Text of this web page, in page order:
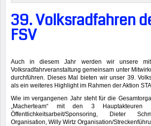
39. Volksradfahren
FSV
Auch in diesem Jahr werden wir unsere
Volksradfahrveranstaltung gemeinsam unter
durchführen. Dieses Mal bieten wir unser 39.
als ein weiteres Highlight im Rahmen der Aktion
Wie im vergangenen Jahr steht für die
„Macherteam“ mit den 3
Öffentlichkeitsarbeit/Sponsoring, Dieter
Organisation, Willy Wirtz Organisation/